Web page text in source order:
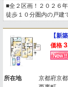
■全２区画！２０２６
徒歩１０分圏内の戸建
【新
価格
所在地
京都府京